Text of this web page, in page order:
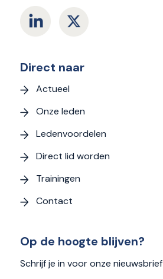
Direct naar
Actueel
Onze leden
Ledenvoordelen
Direct lid worden
Trainingen
Contact
Op de hoogte blijven?
Schrijf je in voor onze nieuwsbrief